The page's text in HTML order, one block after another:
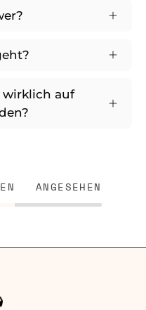
wirklich auf
ANGESEHEN